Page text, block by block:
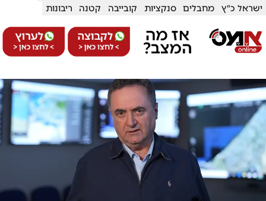
ישראל כ"ץ
מחבלים סנקציות קובייבה קטנה ריבונות